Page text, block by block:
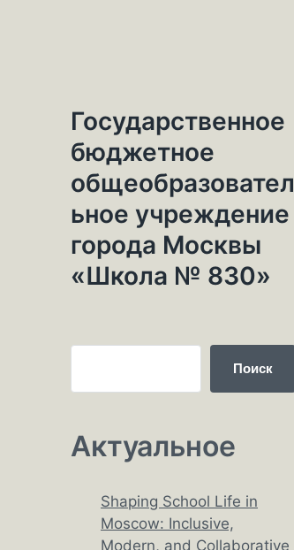
Государственное
бюджетное
общеобразовател
ьное учреждение
города Москвы
«Школа № 830»
Поиск
Актуальное
Shaping School Life in
Moscow: Inclusive,
Modern, and Collaborative